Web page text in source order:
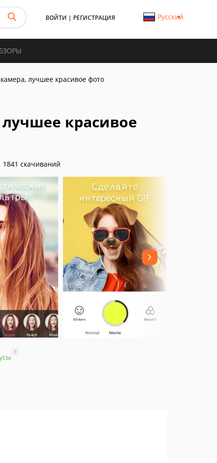
ВОЙТИ | РЕГИСТРАЦИЯ Русский
лучшее красивое фото
красивое
1841 скачиваний
?